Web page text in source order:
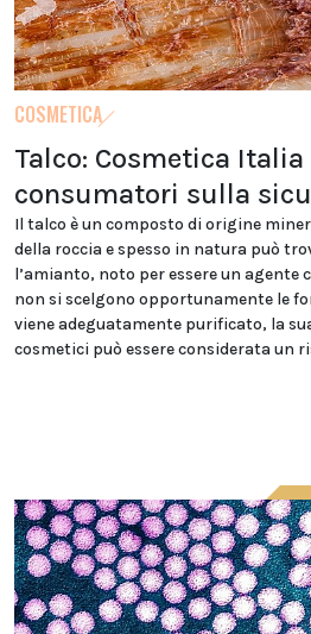
COSMETICA
Talco: Cosmetica
consumatori sulla
Il talco è un composto di origine
della roccia e spesso in natura può
l’amianto, noto per essere un agente
non si scelgono opportunamente le
viene adeguatamente purificato, la
cosmetici può essere considerata un